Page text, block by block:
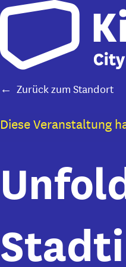
Skip to main content
Zurück zum Standort
Diese Veranstaltung